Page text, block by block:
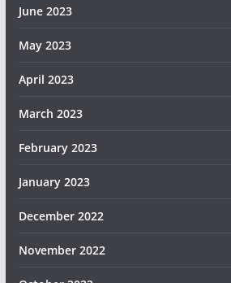
June 2023
May 2023
April 2023
March 2023
February 2023
January 2023
December 2022
November 2022